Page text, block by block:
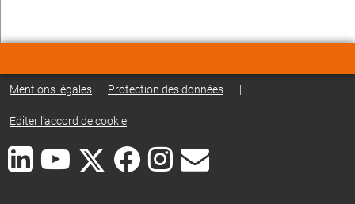
Mentions légales Protection des données |
Éditer l'accord de cookie